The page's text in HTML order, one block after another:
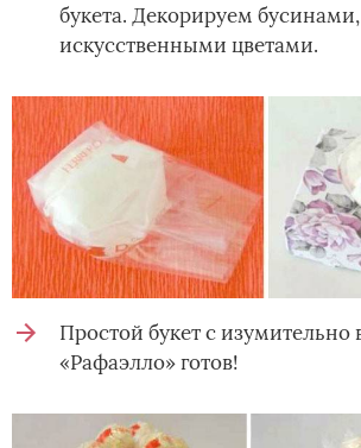
букета. Декорируем бусинами,
искусственными цветами.
Простой букет с
«Рафаэлло» готов!